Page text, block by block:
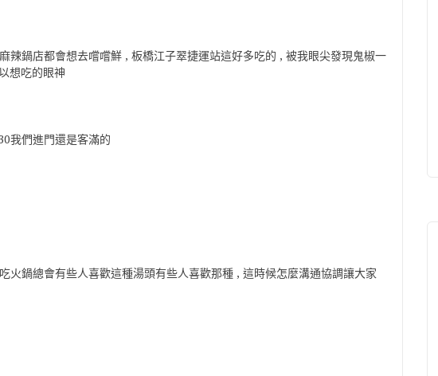
辣鍋店都會想去嚐嚐鮮 , 板橋江子翠捷運站這好多吃的 , 被我眼尖發現鬼椒一
想吃的眼神
我們進門還是客滿的
火鍋總會有些人喜歡這種湯頭有些人喜歡那種 , 這時候怎麼溝通協調讓大家